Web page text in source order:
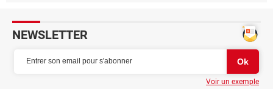
NEWSLETTER
Voir un exemple